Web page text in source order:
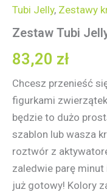
Tubi Jelly, Zestawy
Zestaw Tubi
83,20 zł
Chcesz przenieść
figurkami
będzie to dużo
szablon lub wasza
roztwór z
zaledwie parę
już gotowy! Kolory